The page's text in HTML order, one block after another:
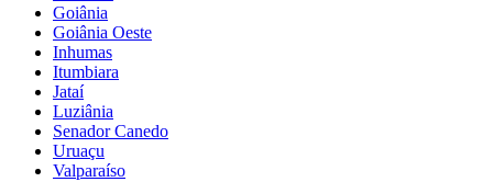
Goiânia
Goiânia Oeste
Inhumas
Itumbiara
Jataí
Luziânia
Senador Canedo
Uruaçu
Valparaíso